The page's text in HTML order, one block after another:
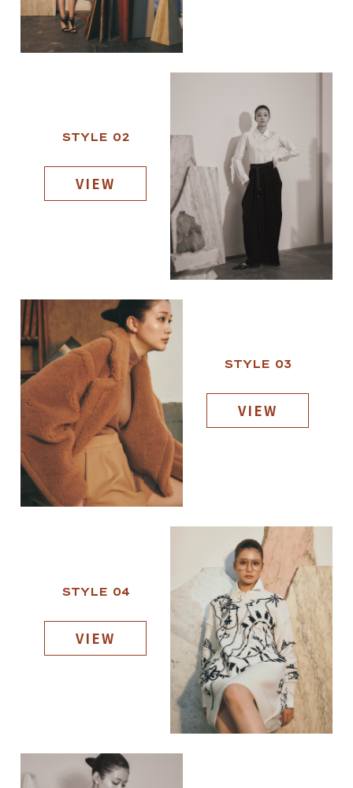
STYLE 02
VIEW
STYLE 03
VIEW
STYLE 04
VIEW